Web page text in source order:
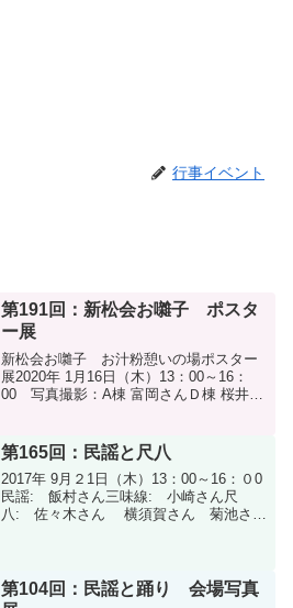
行事イベント
第191回：新松会お囃子 ポスタ
ー展
新松会お囃子 お汁粉憩いの場ポスター
展2020年 1月16日（木）13：00～16：
00 写真撮影：A棟 富岡さんＤ棟 桜井さ
絵画サークル 憩いの場ポスター今月の
ボラン...
第165回：民謡と尺八
2017年 9月２1日（木）13：00～16：０0
民謡: 飯村さん三味線: 小崎さん尺
八: 佐々木さん 横須賀さん 菊池さん
第104回：民謡と踊り 会場写真